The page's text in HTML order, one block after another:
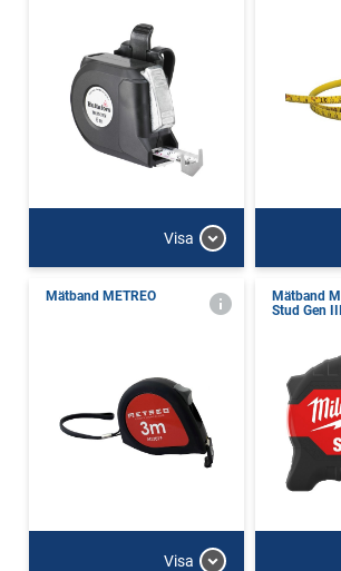
Visa
Mätband METREO
Visa
Mätband
Stud Gen III